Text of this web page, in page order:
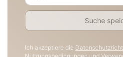
Suche
Ich akzeptiere die